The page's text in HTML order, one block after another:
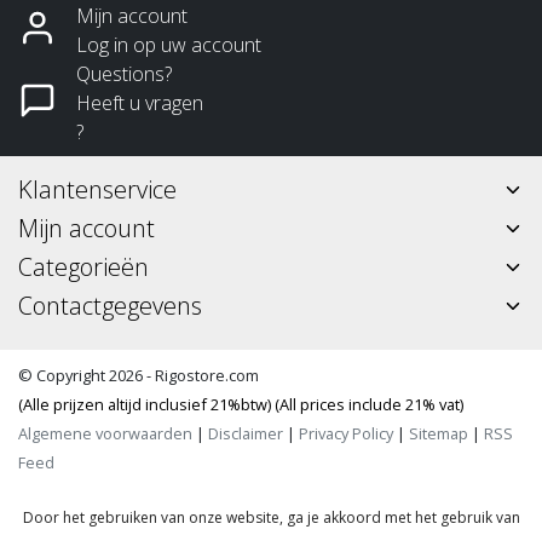
Mijn account
Log in op uw account
Questions?
Heeft u vragen
?
Klantenservice
Mijn account
Categorieën
Contactgegevens
© Copyright 2026 - Rigostore.com
(Alle prijzen altijd inclusief 21%btw) (All prices include 21% vat)
Algemene voorwaarden | Disclaimer | Privacy Policy| Sitemap | RSS
Feed
Door het gebruiken van onze website, ga je akkoord met het gebruik van